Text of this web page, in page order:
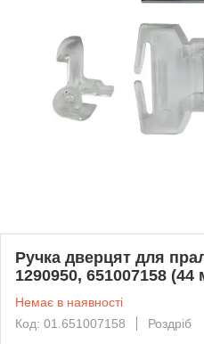
Ручка дверцят для
1290950, 651007158 (44
Немає в наявності
Код: 01.651007158
Роздріб